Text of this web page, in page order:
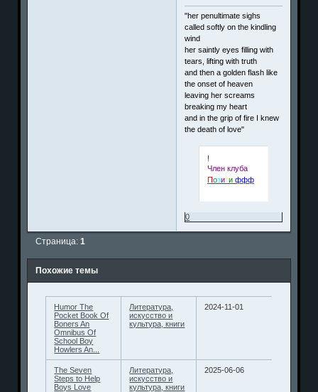
"her penultimate sighs
called softly on the kindling
wind
her saintly eyes filling with
tears, lifting with truth
and then a golden flash like
the onset of heaven
leaving her screams
breaking my heart
and in the grip of fire I knew
the death of love"
!
Член клуба
Позити ффф
0
Страница:1
Похожие темы
Humor The
Pocket Book Of
Boners An
Omnibus Of
School Boy
Howlers An...
Литература,
искусство и
культура, книги
2024-11-01
The Seven
Steps to Help
Boys Love
Литература,
искусство и
культура, книги
2025-06-06